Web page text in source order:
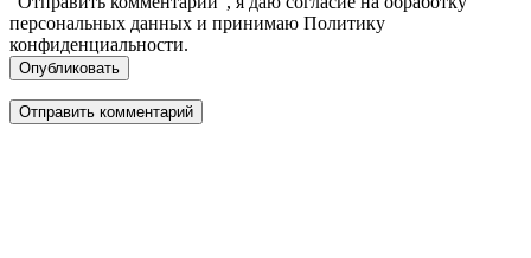
персональных данных и принимаю Политику
конфиденциальности.
Опубликовать